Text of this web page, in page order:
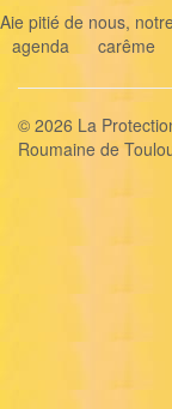
Aie pitié de nous,
agenda
carême
© 2026 La
Roumaine de